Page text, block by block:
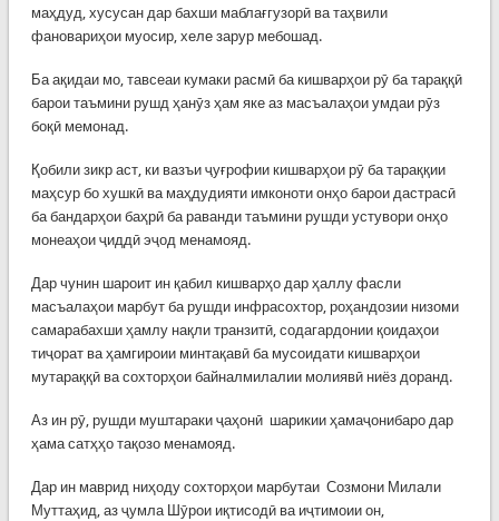
маҳдуд, хусусан дар бахши маблағгузорӣ ва таҳвили
фановариҳои муосир, хеле зарур мебошад.
Ба ақидаи мо, тавсеаи кумаки расмӣ ба кишварҳои рӯ ба тараққӣ
барои таъмини рушд ҳанӯз ҳам яке аз масъалаҳои умдаи рӯз
боқӣ мемонад.
Қобили зикр аст, ки вазъи ҷуғрофии кишварҳои рӯ ба тараққии
маҳсур бо хушкӣ ва маҳдудияти имконоти онҳо барои дастрасӣ
ба бандарҳои баҳрӣ ба раванди таъмини рушди устувори онҳо
монеаҳои ҷиддӣ эҷод менамояд.
Дар чунин шароит ин қабил кишварҳо дар ҳаллу фасли
масъалаҳои марбут ба рушди инфрасохтор, роҳандозии низоми
самарабахши ҳамлу нақли транзитӣ, содагардонии қоидаҳои
тиҷорат ва ҳамгироии минтақавӣ ба мусоидати кишварҳои
мутараққӣ ва сохторҳои байналмилалии молиявӣ ниёз доранд.
Аз ин рӯ, рушди муштараки ҷаҳонӣ шарикии ҳамаҷонибаро дар
ҳама сатҳҳо тақозо менамояд.
Дар ин маврид ниҳоду сохторҳои марбутаи Созмони Милали
Муттаҳид, аз ҷумла Шӯрои иқтисодӣ ва иҷтимоии он,